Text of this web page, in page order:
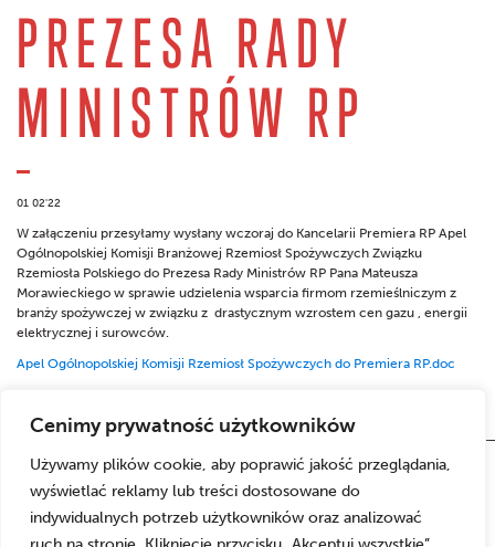
Cenimy prywatność użytkowników
Używamy plików cookie, aby poprawić jakość przeglądania,
wyświetlać reklamy lub treści dostosowane do
indywidualnych potrzeb użytkowników oraz analizować
PREZESA RADY
MINISTRÓW RP
01 02'22
W załączeniu przesyłamy wysłany wczoraj do Kancelarii Premiera RP Apel
Ogólnopolskiej Komisji Branżowej Rzemiosł Spożywczych Związku
Rzemiosła Polskiego do Prezesa Rady Ministrów RP Pana Mateusza
Morawieckiego w sprawie udzielenia wsparcia firmom rzemieślniczym z
branży spożywczej w związku z drastycznym wzrostem cen gazu , energii
elektrycznej i surowców.
Apel Ogólnopolskiej Komisji Rzemiosł Spożywczych do Premiera RP.doc